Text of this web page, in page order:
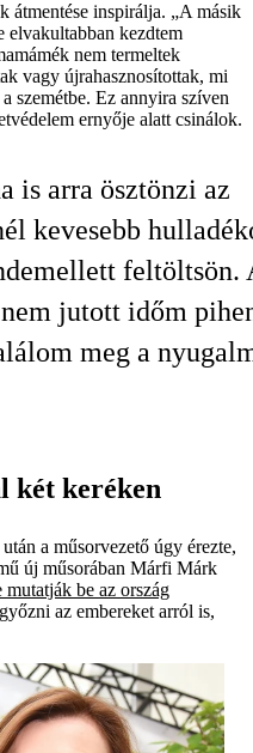
átmentése inspirálja. „A másik
elvakultabban kezdtem
nem termeltek
vagy újrahasznosítottak, mi
szemétbe. Ez annyira szíven
ernyője alatt csinálok.
is arra ösztönzi az
kevesebb
feltöltsön.
jutott időm
meg a
két keréken
a műsorvezető úgy érezte,
új műsorában Márfi Márk
be az ország
az embereket arról is,